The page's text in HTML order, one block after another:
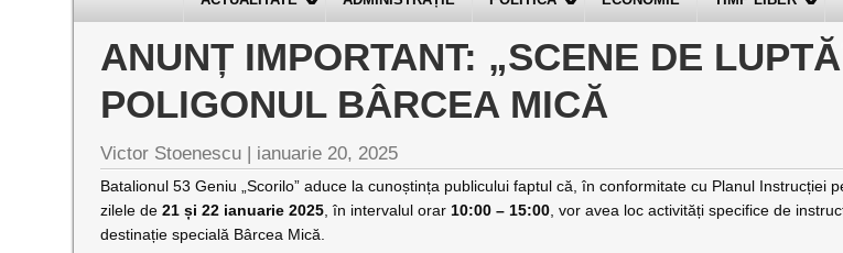
ANUNȚ IMPORTANT: „SCENE DE
POLIGONUL BÂRCEA MICĂ
Victor Stoenescu | ianuarie 20, 2025
Batalionul 53 Geniu „Scorilo” aduce la cunoștința publicului faptul că, în conformitate cu Planul Instrucției
zilele de21 și 22 ianuarie 2025 , în intervalul orar 10:00 – 15:00 , vor avea loc activități specifice de
destinație specială Bârcea Mică.